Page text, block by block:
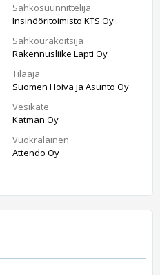
Sähkösuunnittelija
Insinööritoimisto KTS Oy
Sähköurakoitsija
Rakennusliike Lapti Oy
Tilaaja
Suomen Hoiva ja Asunto Oy
Vesikate
Katman Oy
Vuokralainen
Attendo Oy